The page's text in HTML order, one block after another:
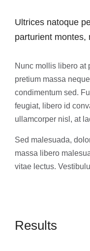
Ultrices natoque
parturient montes,
Nunc mollis libero at
pretium massa
condimentum sed.
feugiat, libero id
ullamcorper nisl, at
Sed malesuada,
massa libero
vitae lectus.
Results